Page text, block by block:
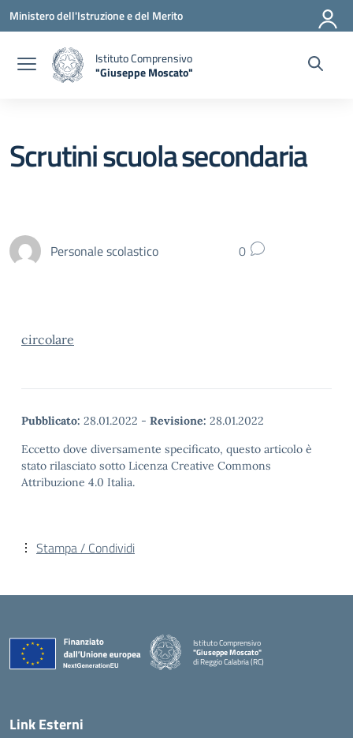
Vai ai contenuti
Vai al menu di navigazione
Vai al footer
Ministero dell'Istruzione e del Merito
Istituto Comprensivo
"Giuseppe Moscato"
Scrutini scuola secondaria
Personale scolastico 0
circolare
Pubblicato: 28.01.2022 - Revisione: 28.01.2022
Eccetto dove diversamente specificato, questo articolo è
stato rilasciato sotto Licenza Creative Commons
Attribuzione 4.0 Italia.
Stampa / Condividi
Istituto Comprensivo
"Giuseppe Moscato"
di Reggio Calabria (RC)
— Visita la pagina iniziale della scuola
Link Esterni